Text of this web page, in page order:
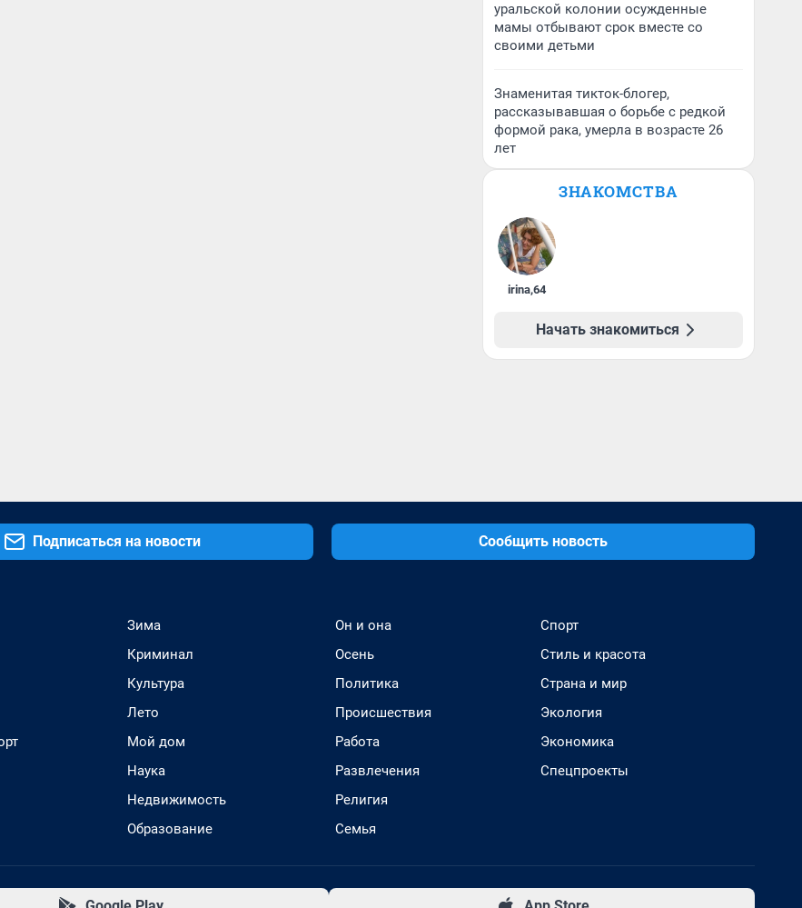
уральской колонии осужденные
мамы отбывают срок вместе со
своими детьми
Знаменитая тикток-блогер,
рассказывавшая о борьбе с редкой
формой рака, умерла в возрасте 26
лет
ЗНАКОМСТВА
irina,64
Начать знакомиться
Подписаться на новости Сообщить новость
Зима
Криминал
Культура
Лето
Мой дом
Наука
Недвижимость
Образование
Он и она
Осень
Политика
Происшествия
Работа
Развлечения
Религия
Семья
Спорт
Стиль и красота
Страна и мир
Экология
Экономика
Спецпроекты